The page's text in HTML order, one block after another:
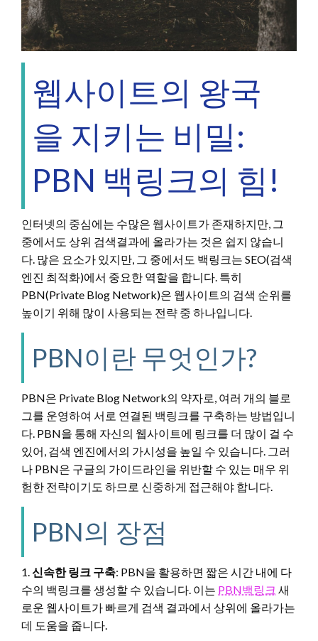
웹사이트의 왕국
을 지키는 비밀:
PBN 백링크의 힘!
인터넷의 중심에는 수많은 웹사이트가 존재하지만, 그
중에서도 상위 검색결과에 올라가는 것은 쉽지 않습니
다. 많은 요소가 있지만, 그 중에서도 백링크는 SEO(검색
엔진 최적화)에서 중요한 역할을 합니다. 특히
PBN(Private Blog Network)은 웹사이트의 검색 순위를
높이기 위해 많이 사용되는 전략 중 하나입니다.
PBN이란 무엇인가?
PBN은 Private Blog Network의 약자로, 여러 개의 블로
그를 운영하여 서로 연결된 백링크를 구축하는 방법입니
다. PBN을 통해 자신의 웹사이트에 링크를 더 많이 걸 수
있어, 검색 엔진에서의 가시성을 높일 수 있습니다. 그러
나 PBN은 구글의 가이드라인을 위반할 수 있는 매우 위
험한 전략이기도 하므로 신중하게 접근해야 합니다.
PBN의 장점
1. 신속한 링크 구축: PBN을 활용하면 짧은 시간 내에 다
수의 백링크를 생성할 수 있습니다. 이는 PBN백링크 새
로운 웹사이트가 빠르게 검색 결과에서 상위에 올라가는
데 도움을 줍니다.